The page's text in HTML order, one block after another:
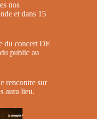
nos
et dans 15
du concert DE
public au
rencontre sur
aura lieu.